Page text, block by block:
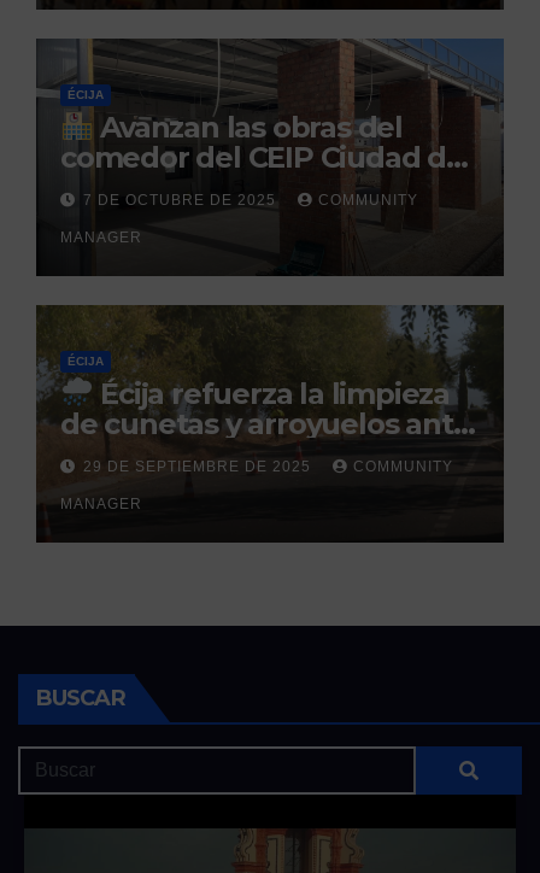
ÉCIJA
Avanzan las obras del
comedor del CEIP Ciudad del
Sol: su finalización está
prevista para finales de 2025
7 DE OCTUBRE DE 2025 COMMUNITY
MANAGER
ÉCIJA
Écija refuerza la limpieza
de cunetas y arroyuelos ante
la llegada de las lluvias
otoñales
29 DE SEPTIEMBRE DE 2025 COMMUNITY
MANAGER
BUSCAR